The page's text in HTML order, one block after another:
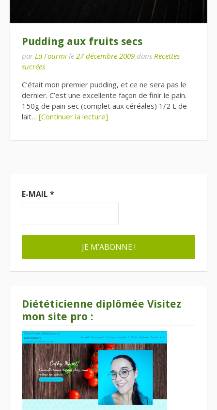
Pudding aux fruits secs
par La Fourmi le 27 décembre 2009 dans Recettes
sucrées
C’était mon premier pudding, et ce ne sera pas le
dernier. C’est une excellente façon de finir le pain.
150g de pain sec (complet aux céréales) 1/2 L de
lait… [Continuer la lecture]
E-MAIL *
Diététicienne diplômée Visitez
mon site pro :